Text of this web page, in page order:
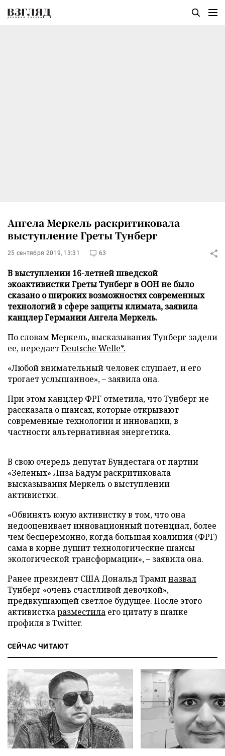
Ангела Меркель раскритиковала
выступление Греты Тунберг
25 сентября 2019, 13:31 63
В выступлении 16-летней шведской
экоактивистки Греты Тунберг в ООН не было
сказано о широких возможностях современных
технологий в сфере защиты климата, заявила
канцлер Германии Ангела Меркель.
По словам Меркель, высказывания Тунберг задели
ее, передаетDeutsche Welle*.
«Любой внимательный человек слушает, и его
трогает услышанное», – заявила она.
При этом канцлер ФРГ отметила, что Тунберг не
рассказала о шансах, которые открывают
современные технологии и инновации, в
частности альтернативная энергетика.
В свою очередь депутат Бундестага от партии
«Зеленых» Лиза Бадум раскритиковала
высказывания Меркель о выступлении
активистки.
«Обвинять юную активистку в том, что она
недооценивает инновационный потенциал, более
чем бесцеремонно, когда большая коалиция (ФРГ)
сама в корне душит технологические шансы
экологической трансформации», – заявила она.
Ранее президент США Дональд Трамп назвал
Тунберг «очень счастливой девочкой»,
предвкушающей светлое будущее. После этого
активисткаразместила его цитату в шапке
профиля в Twitter.
СЕЙЧАС ЧИТАЮТ